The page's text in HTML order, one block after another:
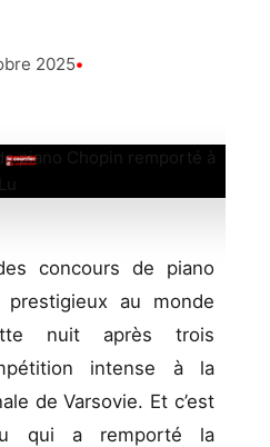
2025•
concours de piano
au monde
nuit après trois
intense à la
de Varsovie. Et c’est
qui a remporté la